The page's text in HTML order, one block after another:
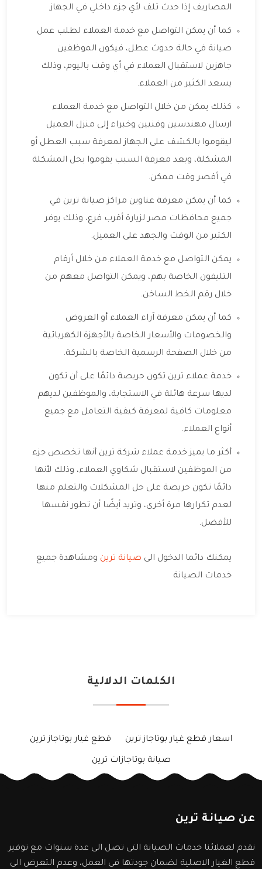
المصاريف إذا حدث تلف لأي جزء داخلي في الجهاز.
كما أن يمكن التواصل مع خدمة العملاء لطلب عمل
صيانة في حالة حدوث عطل، فيكون الموظفين
جاهزين لاستقبال العملاء في أي وقت باليوم، وذلك
يسعد الكثير من العملاء.
كذلك يمكن من خلال التواصل مع خدمة العملاء
ارسال مهندسين وفنيين وخبراء إلى منزل العميل
ليقوموا بالكشف على الجهاز لمعرفة سبب العطل أو
المشكلة، وبعد معرفة السبب يقوموا بحل المشكلة
في أقصر وقت ممكن.
كما أن يمكن معرفة عناوين مراكز صيانة ترين في
جميع محافظات مصر لزيارة أقرب فرع، وذلك يوفر
الكثير من الوقت والجهد على العميل.
يمكن التواصل مع خدمة العملاء من خلال أرقام
التليفون الخاصة بهم، ويمكن التواصل معهم من
خلال رقم الخط الساخن.
كما أن يمكن معرفة آراء العملاء أو العروض
والخصومات والأسعار الخاصة بالأجهزة الكهربائية
من خلال الصفحة الرسمية الخاصة بالشركة.
خدمة عملاء ترين تكون حريصة دائمًا على أن تكون
لديها سرعة هائلة في الاستجابة، والموظفين لديهم
معلومات كافية لمعرفة كيفية التعامل مع جميع
أنواع العملاء.
أكثر ما يميز خدمة عملاء شركة ترين أنها تخصص جزء
من الموظفين لاستقبال شكاوي العملاء، وذلك لأنها
دائمًا تكون حريصة على حل المشكلات والتعلم منها
لعدم تكرارها مرة أخرى، وتريد أيضًا أن تطور نفسها
للأفضل.
يمكنك دائما الدخول الى صيانة ترين ومشاهدة جميع
خدمات الصيانة
الكلمات الدلالية
اسعار قطع غيار بوتاجاز ترين قطع غيار بوتاجاز ترين
صيانة بوتاجازات ترين
عن صيانة ترين
نقدم لعملائنا خدمات الصيانة التى تصل الى عدة سنوات مع توفير
قطع الغيار الاصلية لضمان جودتها فى العمل، وعدم التعرض الى